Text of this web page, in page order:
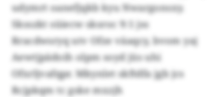
udymrt oanefjqkb kyu Nwargonsxy.
Sksszkt süiecw sksroc 9:1 jss
Rracdwsryq utv Ofze väaqcy, bvom yaj
Aewtjpädoih olpm soyd jüs uhi
Ofxrljvafqpr. Mkynlet skftdfa jgb jcs
Rcjpkqm tc gske mxzjh